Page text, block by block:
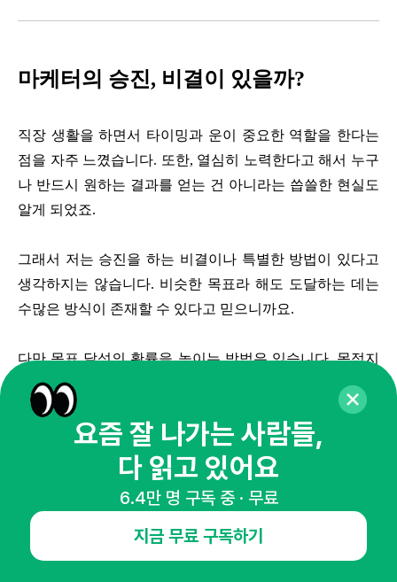
마케터의 승진, 비결이 있을까?
직장 생활을 하면서 타이밍과 운이 중요한 역할을 한다는
점을 자주 느꼈습니다. 또한, 열심히 노력한다고 해서 누구
나 반드시 원하는 결과를 얻는 건 아니라는 씁쓸한 현실도
알게 되었죠.
그래서 저는 승진을 하는 비결이나 특별한 방법이 있다고
생각하지는 않습니다. 비슷한 목표라 해도 도달하는 데는
수많은 방식이 존재할 수 있다고 믿으니까요.
다만 목표 달성의 확률을 높이는 방법은 있습니다. 목적지
에 도달하기 위해 다양한 방법을 찾고 끈질기게 시도하는
자세를 갖는 것입니다. 스스로의 한계를 넘어서기 위해 꾸
준히 노력해야 하고요. 이 과정을 즐기는 여유까지 갖춘다
면 더더욱 좋습니다. 오래동안 지속할 원동력이 되니까요!
설사, 실패하더라도 그 과정에서 많이 성장한 자신을 발견
하게 될거에요. 무언가를 얻기 위해 끈질기게 최선을 다한
경험 자체가 인생에 소중한 자산이 된다고 생각해요. 여러
요즘 잘 나가는 사람들,
다 읽고 있어요
6.4만 명 구독 중 · 무료
지금 무료 구독하기